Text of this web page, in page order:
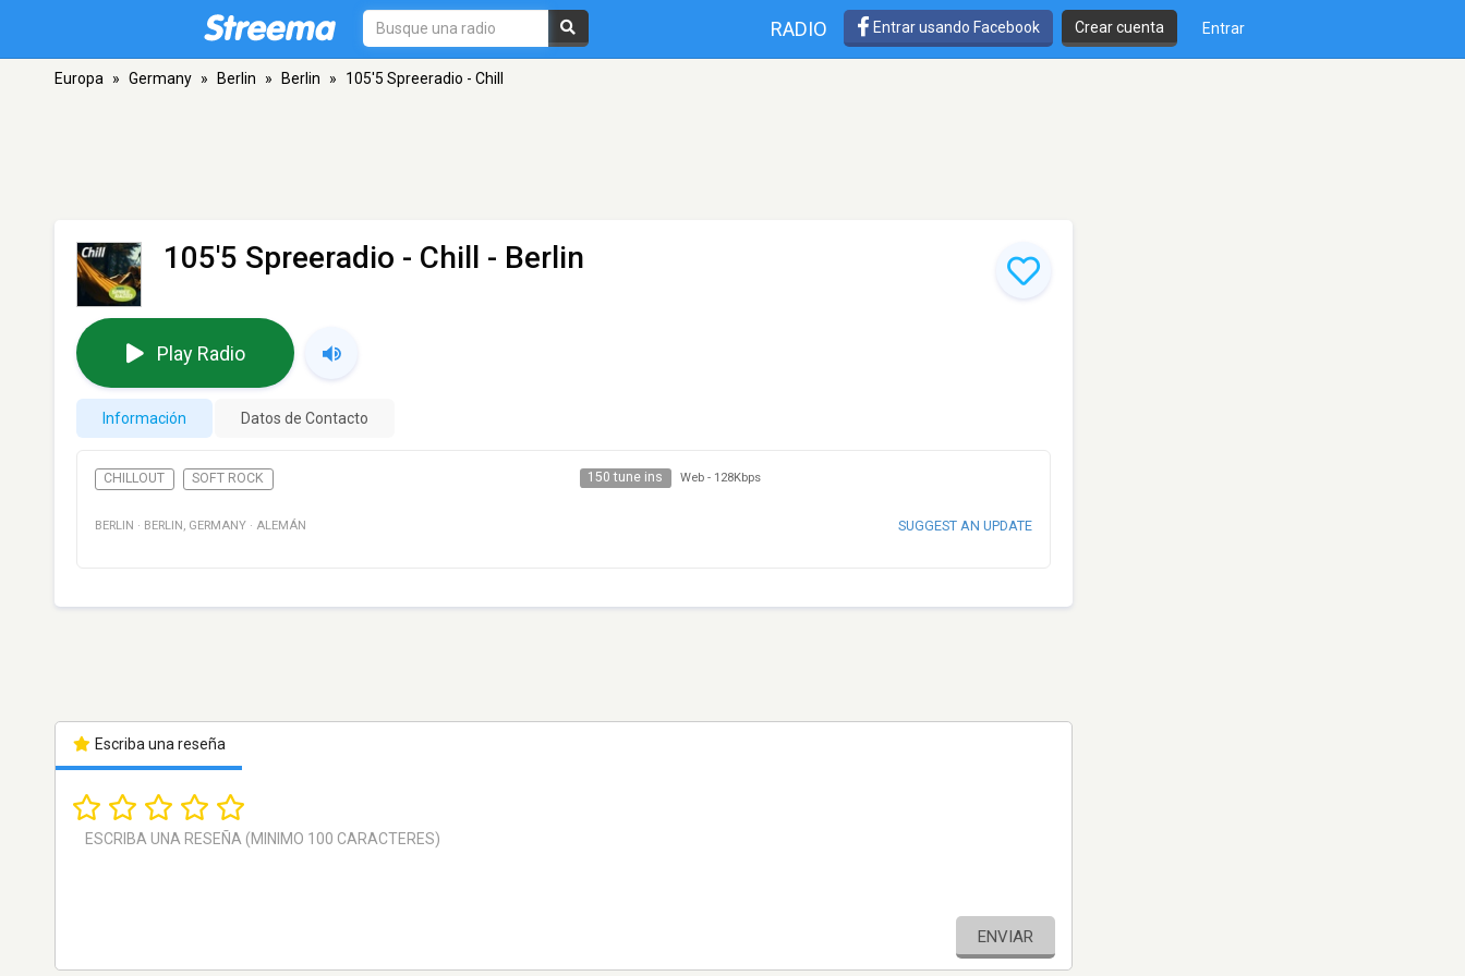
RADIO Entrar usando Facebook Crear cuenta Entrar
Europa » Germany » Berlin » Berlin » 105'5 Spreeradio - Chill
105'5 Spreeradio - Chill - Berlin
Play Radio
Información Datos de Contacto
CHILLOUT SOFT ROCK 150 tune ins Web - 128Kbps
BERLIN · BERLIN , GERMANY · ALEMÁN SUGGEST AN UPDATE
Escriba una reseña
ENVIAR